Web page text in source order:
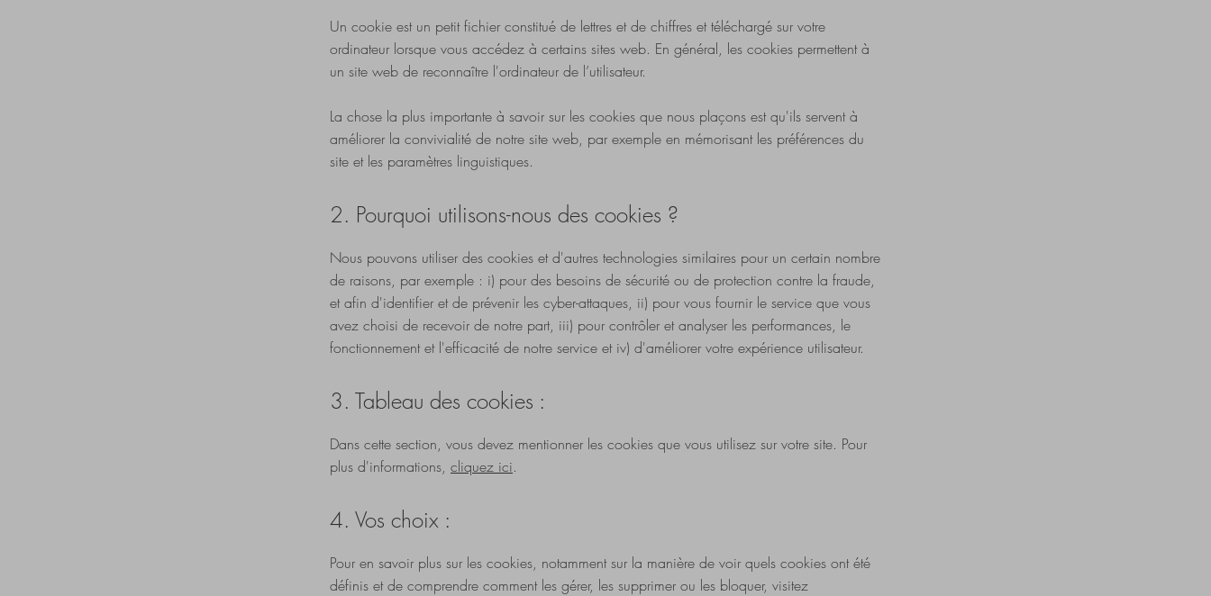
Un cookie est un petit fichier constitué de lettres et de chiffres et téléchargé sur votre
ordinateur lorsque vous accédez à certains sites web. En général, les cookies permettent à
un site web de reconnaître l'ordinateur de l’utilisateur.
La chose la plus importante à savoir sur les cookies que nous plaçons est qu'ils servent à
améliorer la convivialité de notre site web, par exemple en mémorisant les préférences du
site et les paramètres linguistiques.
2. Pourquoi utilisons-nous des cookies ?
Nous pouvons utiliser des cookies et d'autres technologies similaires pour un certain nombre
de raisons, par exemple : i) pour des besoins de sécurité ou de protection contre la fraude,
et afin d'identifier et de prévenir les cyber-attaques, ii) pour vous fournir le service que vous
avez choisi de recevoir de notre part, iii) pour contrôler et analyser les performances, le
fonctionnement et l'efficacité de notre service et iv) d'améliorer votre expérience utilisateur.
3. Tableau des cookies :
Dans cette section, vous devez mentionner les cookies que vous utilisez sur votre site. Pour
plus d'informations, cliquez ici.
4. Vos choix :
Pour en savoir plus sur les cookies, notamment sur la manière de voir quels cookies ont été
définis et de comprendre comment les gérer, les supprimer ou les bloquer, visitez